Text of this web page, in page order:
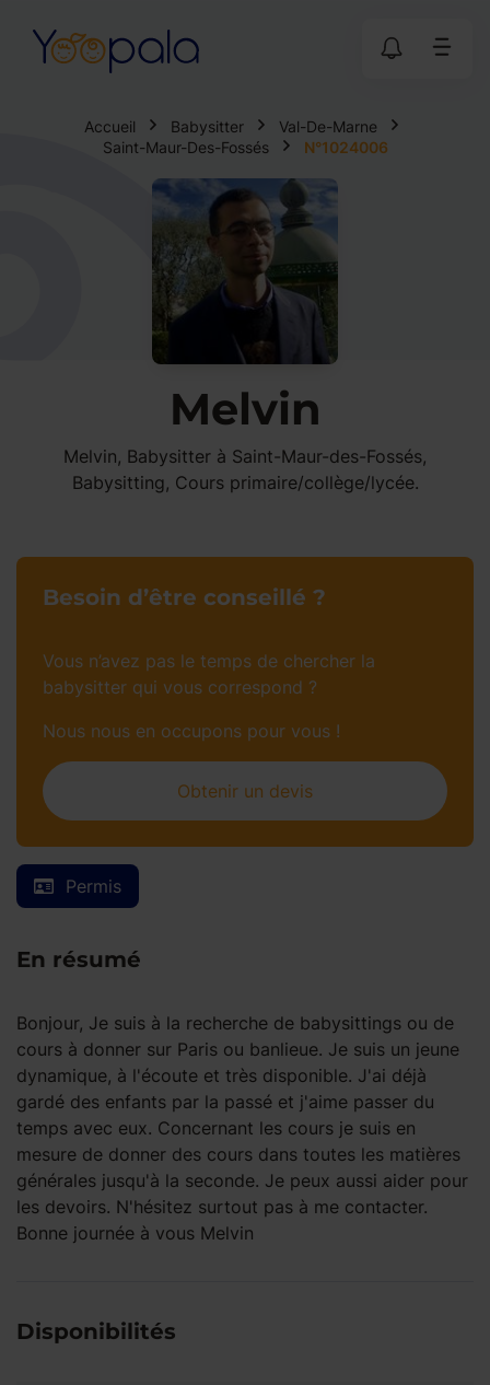
Accueil Babysitter
Val-De-Marne
Saint-Maur-Des-Fossés
N°1024006
Melvin
Melvin, Babysitter à Saint-Maur-des-Fossés,
Babysitting, Cours primaire/collège/lycée.
Permis
En résumé
Bonjour, Je suis à la recherche de babysittings ou de
cours à donner sur Paris ou banlieue. Je suis un jeune
dynamique, à l'écoute et très disponible. J'ai déjà
gardé des enfants par la passé et j'aime passer du
temps avec eux. Concernant les cours je suis en
mesure de donner des cours dans toutes les matières
générales jusqu'à la seconde. Je peux aussi aider pour
les devoirs. N'hésitez surtout pas à me contacter.
Bonne journée à vous Melvin
Disponibilités
Besoin d’être conseillé ?
Vous n’avez pas le temps de chercher la
babysitter qui vous correspond ?
Nous nous en occupons pour vous !
Obtenir un devis